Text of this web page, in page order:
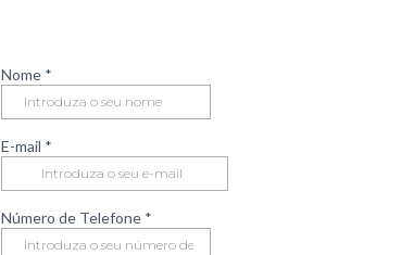
Nome *
E-mail *
Número de Telefone *